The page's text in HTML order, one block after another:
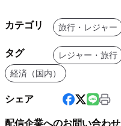
カテゴリ 旅行・レジャー
タグ レジャー・旅行
経済（国内）
シェア
配信企業へのお問い合わせ